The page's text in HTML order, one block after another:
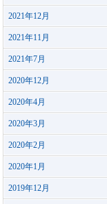
2021年12月
2021年11月
2021年7月
2020年12月
2020年4月
2020年3月
2020年2月
2020年1月
2019年12月